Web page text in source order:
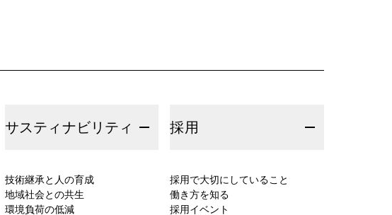
サスティナビリティ
技術継承と人の育成
地域社会との共生
環境負荷の低減
採用
採用で大切にしていること
働き方を知る
採用イベント